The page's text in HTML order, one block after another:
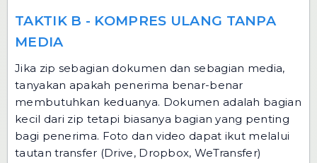
TAKTIK B - KOMPRES ULANG TANPA
MEDIA
Jika zip sebagian dokumen dan sebagian media,
tanyakan apakah penerima benar-benar
membutuhkan keduanya. Dokumen adalah bagian
kecil dari zip tetapi biasanya bagian yang penting
bagi penerima. Foto dan video dapat ikut melalui
tautan transfer (Drive, Dropbox, WeTransfer)